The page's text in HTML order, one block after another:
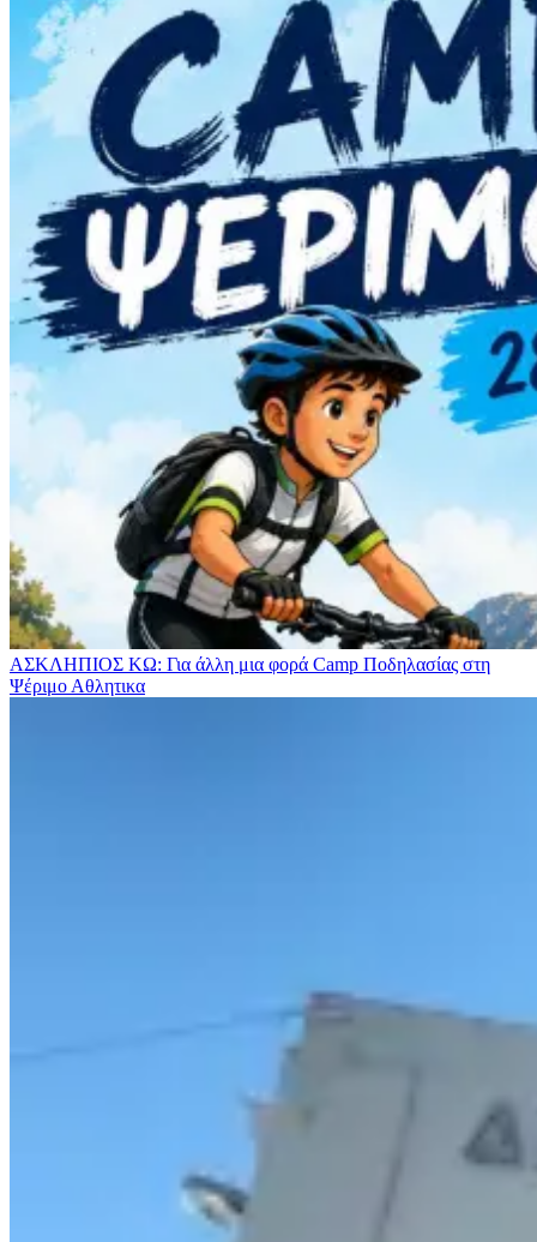
ΑΣΚΛΗΠΙΟΣ ΚΩ: Για άλλη μια φορά Camp Ποδηλασίας στη
Ψέριμο Αθλητικα